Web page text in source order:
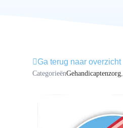
Ga terug naar overzicht
CategorieënGehandicaptenzorg,